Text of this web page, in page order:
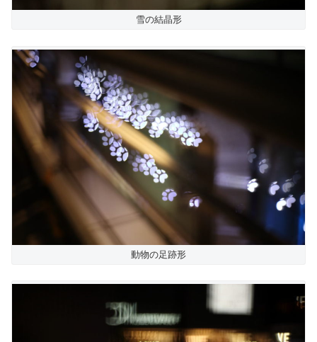
雪の結晶形
動物の足跡形